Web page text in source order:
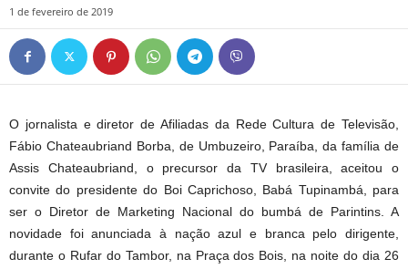
1 de fevereiro de 2019
O jornalista e diretor de Afiliadas da Rede Cultura de Televisão,
Fábio Chateaubriand Borba, de Umbuzeiro, Paraíba, da família de
Assis Chateaubriand, o precursor da TV brasileira, aceitou o
convite do presidente do Boi Caprichoso, Babá Tupinambá, para
ser o Diretor de Marketing Nacional do bumbá de Parintins. A
novidade foi anunciada à nação azul e branca pelo dirigente,
durante o Rufar do Tambor, na Praça dos Bois, na noite do dia 26